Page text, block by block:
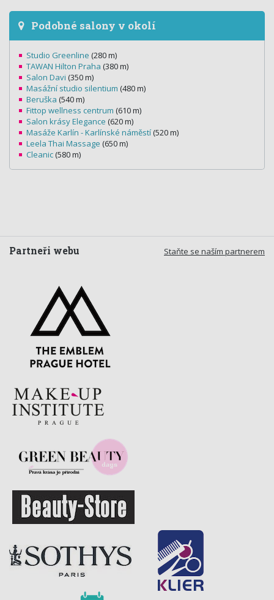
Podobné salony v okolí
Studio Greenline (280 m)
TAWAN Hilton Praha (380 m)
Salon Davi (350 m)
Masážní studio silentium (480 m)
Beruška (540 m)
Fittop wellness centrum (610 m)
Salon krásy Elegance (620 m)
Masáže Karlín - Karlínské náměstí (520 m)
Leela Thai Massage (650 m)
Cleanic (580 m)
Staňte se naším partnerem
Partneři webu